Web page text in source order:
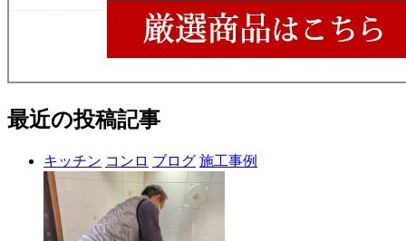
最近の投稿記事
キッチン コンロ ブログ 施工事例